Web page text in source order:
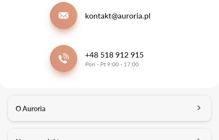
kontakt@auroria.pl
+48 518 912 915
Pon - Pt 9:00 - 17:00
O Auroria